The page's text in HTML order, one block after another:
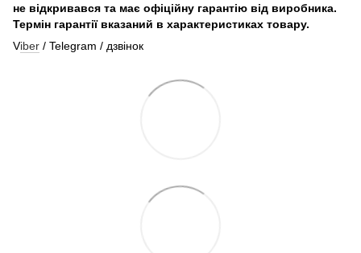
не відкривався та має офіційну гарантію від виробника.
Термін гарантії вказаний в характеристиках товару.
Viber / Telegram / дзвінок